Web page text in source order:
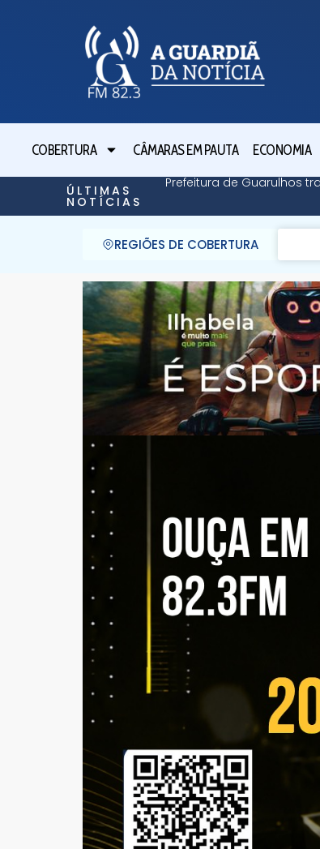
COBERTURA CÂMARAS EM PAUTA ECONOMIA
ÚLTIMAS
NOTÍCIAS
Prefeitura de Guarulhos
REGIÕES DE COBERTURA